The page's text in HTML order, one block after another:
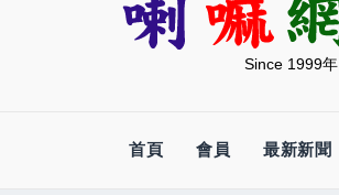
Since 1999年
首頁 會員 最新新聞